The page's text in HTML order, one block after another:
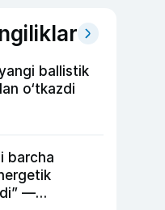
ballistik
o‘tkazdi
barcha
—